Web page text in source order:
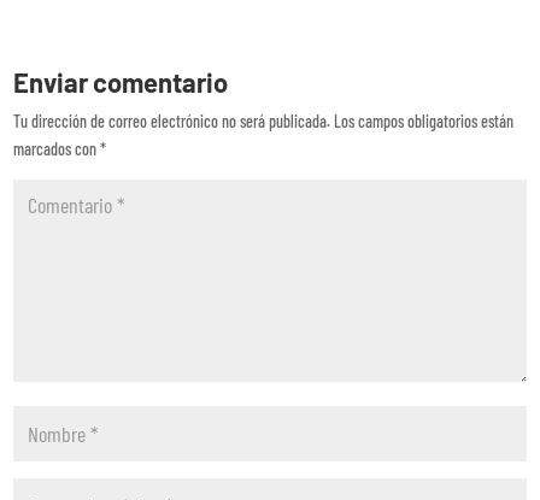
Enviar comentario
Tu dirección de correo electrónico no será publicada. Los campos obligatorios están
marcados con*